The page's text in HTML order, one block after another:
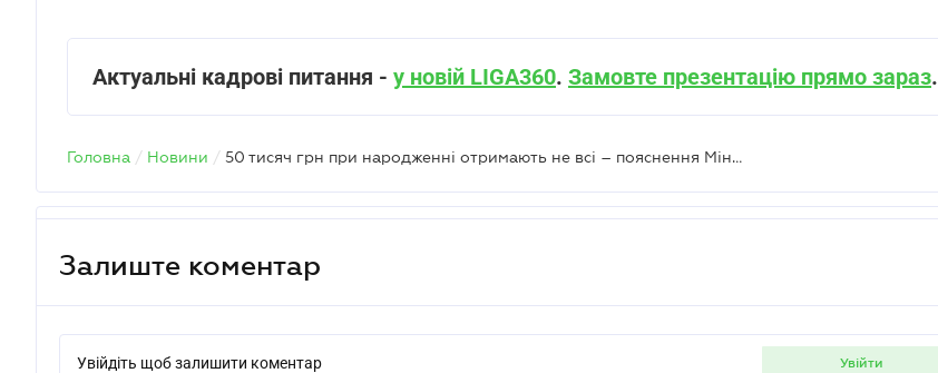
Актуальні кадрові питання - у новій LIGA360. Замовте презентацію прямо зараз.
Головна / Новини / 50 тисяч грн при народженні отримають не всі – пояснення Мінсоцполітики
Залиште коментар
Увійдіть щоб залишити коментар увійти